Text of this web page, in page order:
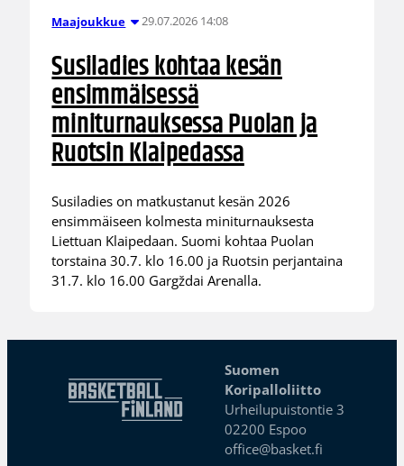
Maajoukkue 29.07.2026 14:08
Susiladies kohtaa kesän
ensimmäisessä
miniturnauksessa Puolan ja
Ruotsin Klaipedassa
Susiladies on matkustanut kesän 2026
ensimmäiseen kolmesta miniturnauksesta
Liettuan Klaipedaan. Suomi kohtaa Puolan
torstaina 30.7. klo 16.00 ja Ruotsin perjantaina
31.7. klo 16.00 Gargždai Arenalla.
Suomen
Koripalloliitto
Urheilupuistontie 3
02200 Espoo
office@basket.fi